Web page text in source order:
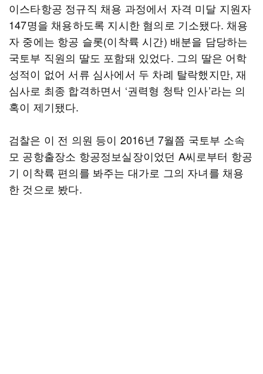
이스타항공 정규직 채용 과정에서 자격 미달 지원자
147명을 채용하도록 지시한 혐의로 기소됐다. 채용
자 중에는 항공 슬롯(이착륙 시간) 배분을 담당하는
국토부 직원의 딸도 포함돼 있었다. 그의 딸은 어학
성적이 없어 서류 심사에서 두 차례 탈락했지만, 재
심사로 최종 합격하면서 ‘권력형 청탁 인사’라는 의
혹이 제기됐다.
검찰은 이 전 의원 등이 2016년 7월쯤 국토부 소속
모 공항출장소 항공정보실장이었던 A씨로부터 항공
기 이착륙 편의를 봐주는 대가로 그의 자녀를 채용
한 것으로 봤다.